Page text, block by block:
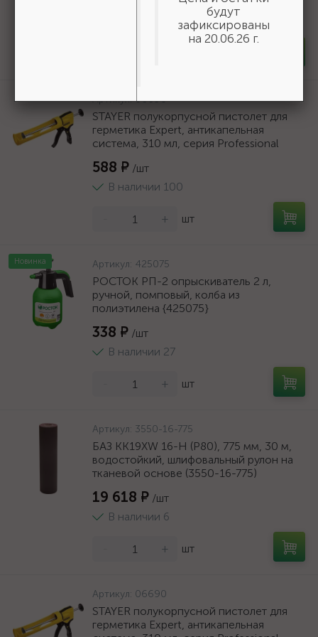
Артикул:06690
STAYER полукорпусной пистолет для
герметика Expert, антикапельная
система, 310 мл, серия Professional
588 ₽ /шт
В наличии 100
+ шт
Новинка Артикул: 425075
РОСТОК РП-2 опрыскиватель 2 л,
ручной, помповый, колба из
полиэтилена {425075}
338 ₽ /шт
В наличии 27
+ шт
Артикул: 3550-16-775
БАЗ KK19XW 16-H (Р80), 775 мм, 30 м,
водостойкий, шлифовальный рулон на
тканевой основе (3550-16-775)
19 618 ₽ /шт
В наличии 6
+ шт
Артикул: 06690
STAYER полукорпусной пистолет для
герметика Expert, антикапельная
будут
зафиксированы
на 20.06.26 г.